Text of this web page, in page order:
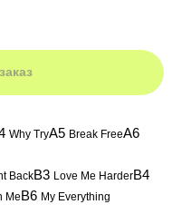
Why TryA5 Break FreeA6
BackB3 Love Me HarderB4
MeB6 My Everything